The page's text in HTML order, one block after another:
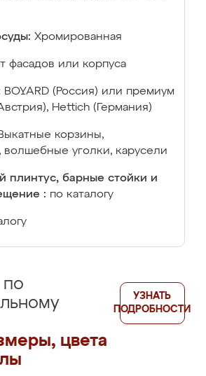
Хромированная
фасадов или корпуса
BOYARD (Россия) или премиум
Hettich (Германия)
корзины,
волшебные уголки, карусели
плинтус, барные стойки и
: по каталогу
по
цвета
УЗНАТЬ
ПОДРОБНОСТИ